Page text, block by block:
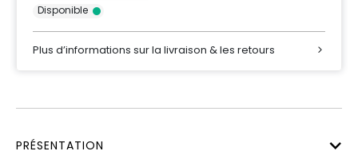
Disponible
Plus d’informations sur la livraison & les retours
PRÉSENTATION